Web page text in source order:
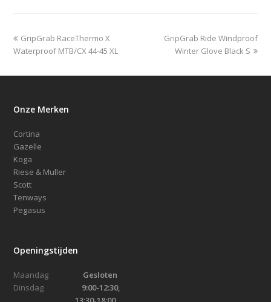
previous
post:
GripGrab RaceThermo X
Waterproof MTB/CX 44-45 XL
next
post:
GripGrab Ride Windproof
Winter Glove Black S
Onze Merken
Cortina
Gazelle
Koga
Riese & Muller
Scott
Tenways
Pegasus
Openingstijden
Maandag Gesloten
Dinsdag 9:00-12:30,